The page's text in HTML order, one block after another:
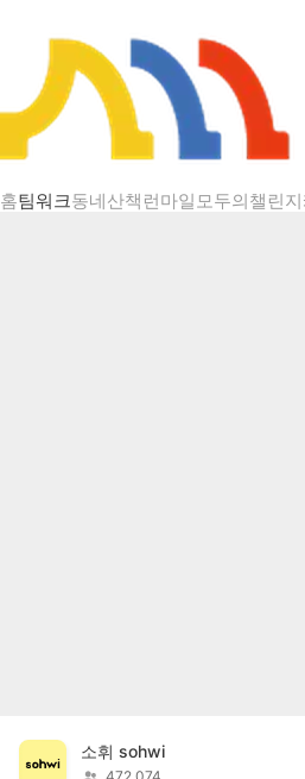
홈팀워크동네산책 런마일모두의챌린지
챌린지 상세
소휘 sohwi